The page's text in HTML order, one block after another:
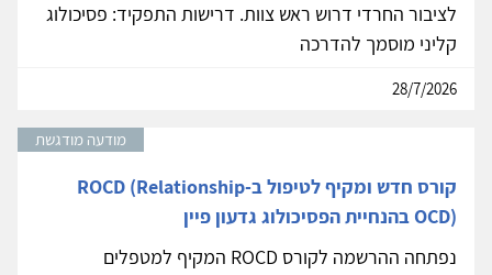
לציבור החרדי דרוש ראש צוות. דרישות התפקיד: פסיכולוג
קליני מוסמך להדרכה
28/7/2026
מודעה מודגשת
קורס חדש ומקיף לטיפול ב-ROCD (Relationship
OCD) בהנחיית הפסיכולוג גדעון פיין
נפתחה ההרשמה לקורס ROCD המקיף למטפלים